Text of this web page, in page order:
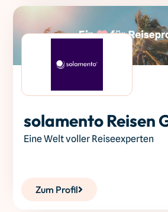
solamento Reisen
Eine Welt voller Reiseexperten
Zum Profil